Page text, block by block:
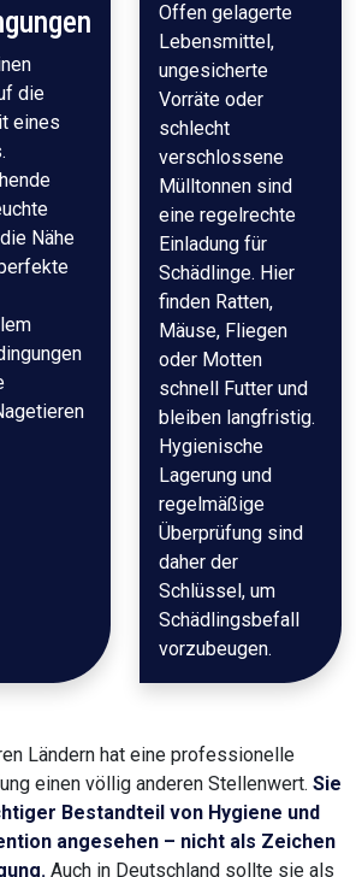
die
eines
Nähe
Offen gelagerte
Lebensmittel,
ungesicherte
Vorräte oder
schlecht
verschlossene
Mülltonnen sind
eine regelrechte
Einladung für
Schädlinge. Hier
finden Ratten,
Mäuse, Fliegen
oder Motten
schnell Futter und
bleiben langfristig.
Hygienische
Lagerung und
regelmäßige
Überprüfung sind
daher der
Schlüssel, um
Schädlingsbefall
vorzubeugen.
Ländern hat eine professionelle
einen völlig anderen Stellenwert. Sie
Bestandteil von Hygiene und
angesehen – nicht als Zeichen
Auch in Deutschland sollte sie als